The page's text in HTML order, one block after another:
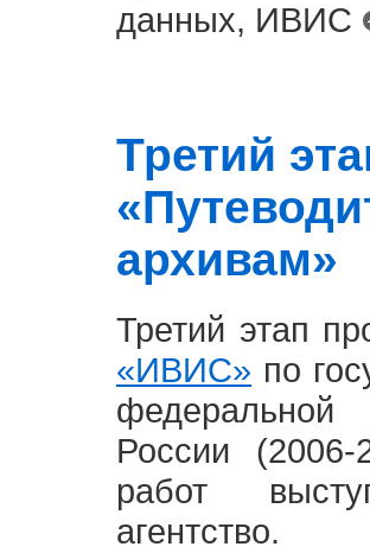
данных, ИВИС
Третий
архивам»
Третий этап
«ИВИС» по
федеральной
России (2006-
работ
агентство.